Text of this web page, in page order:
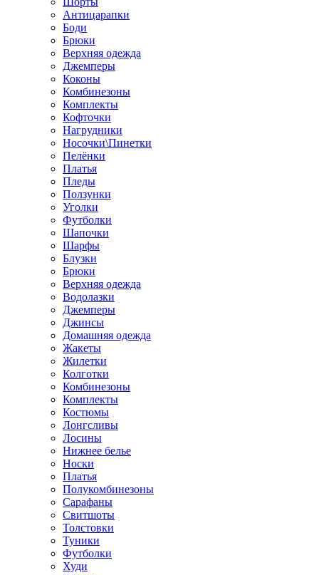
Антицарапки
Боди
Брюки
Верхняя одежда
Джемперы
Коконы
Комбинезоны
Комплекты
Кофточки
Нагрудники
Носочки\Пинетки
Пелёнки
Платья
Пледы
Ползунки
Уголки
Футболки
Шапочки
Шарфы
Блузки
Брюки
Верхняя одежда
Водолазки
Джемперы
Джинсы
Домашняя одежда
Жакеты
Жилетки
Колготки
Комбинезоны
Комплекты
Костюмы
Лонгсливы
Лосины
Нижнее белье
Носки
Платья
Полукомбинезоны
Сарафаны
Свитшоты
Толстовки
Туники
Футболки
Худи